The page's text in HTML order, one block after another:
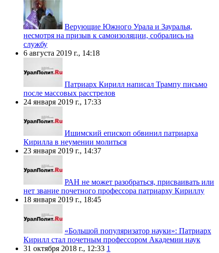
Верующие Южного Урала и Зауралья,
несмотря на призыв к самоизоляции, собрались на
службу
6 августа 2019 г., 14:18
Патриарх Кирилл написал Трампу письмо
после массовых расстрелов
24 января 2019 г., 17:33
Ишимский епископ обвинил патриарха
Кирилла в неумении молиться
23 января 2019 г., 14:37
РАН не может разобраться, присваивать или
нет звание почетного профессора патриарху Кириллу
18 января 2019 г., 18:45
«Большой популяризатор науки»: Патриарх
Кирилл стал почетным профессором Академии наук
31 октября 2018 г., 12:33 1